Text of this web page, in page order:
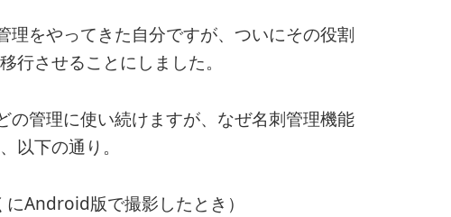
をやってきた自分ですが、ついにその役割
行させることにしました。
管理に使い続けますが、なぜ名刺管理機能
以下の通り。
Android版で撮影したとき）